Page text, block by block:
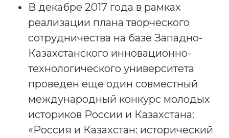
В декабре 2017 года в рамках
реализации плана творческого
сотрудничества на базе Западно-
Казахстанского инновационно-
технологического университета
проведен еще один совместный
международный конкурс молодых
историков России и Казахстана:
«Россия и Казахстан: исторический